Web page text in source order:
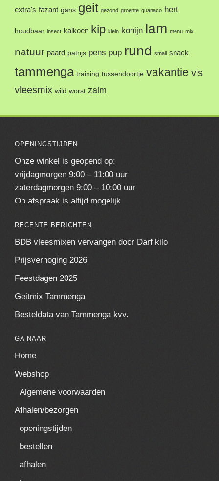
extra's fazant gans geit gezond groente guanaco hert
houdbaar insect kalkoen kip klein konijn lam menu mix
natuur paard patrijs pens pup rund small snack
tammenga training tussendoortje vakantie vis
vleesmix wild worst zalm
OPENINGSTIJDEN
Onze winkel is geopend op:
vrijdagmorgen 9:00 – 11:00 uur
zaterdagmorgen 9:00 – 10:00 uur
Op afspraak is altijd mogelijk
RECENTE BERICHTEN
BDB vleesmixen vervangen door Darf kilo
Prijsverhoging 2026
Feestdagen 2025
Geitmix Tammenga
Besteldata van Tammenga kvv.
GA NAAR
Home
Webshop
Algemene voorwaarden
Afhalen/bezorgen
openingstijden
bestellen
afhalen